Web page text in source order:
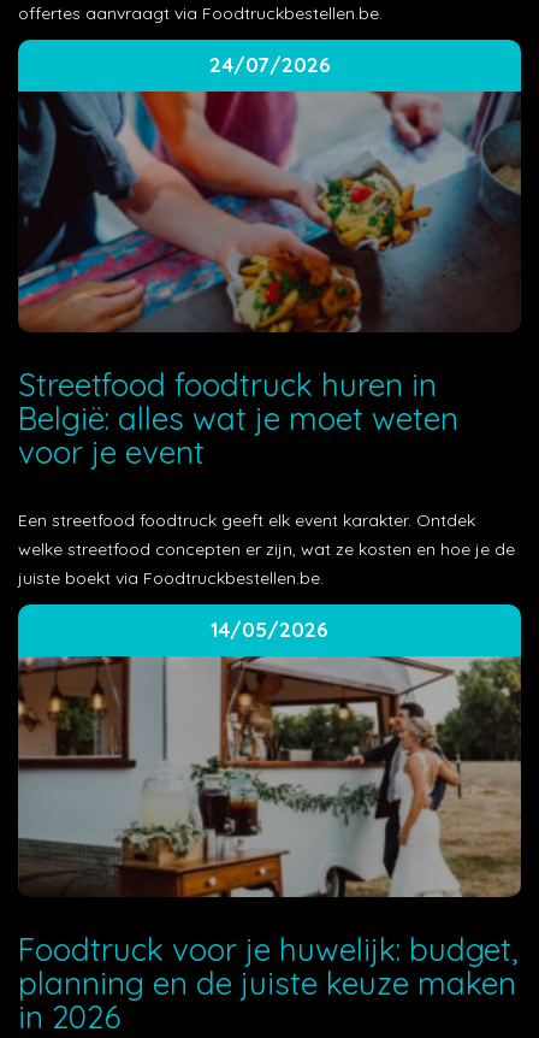
offertes aanvraagt via Foodtruckbestellen.be.
24/07/2026
Streetfood foodtruck huren in
België: alles wat je moet weten
voor je event
Een streetfood foodtruck geeft elk event karakter. Ontdek
welke streetfood concepten er zijn, wat ze kosten en hoe je de
juiste boekt via Foodtruckbestellen.be.
14/05/2026
Foodtruck voor je huwelijk: budget,
planning en de juiste keuze maken
in 2026